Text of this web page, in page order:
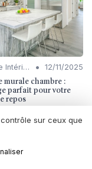
Éclairage Intérieur • 12/11/2025
chambre :
parfait pour votre
repos
sur ceux que